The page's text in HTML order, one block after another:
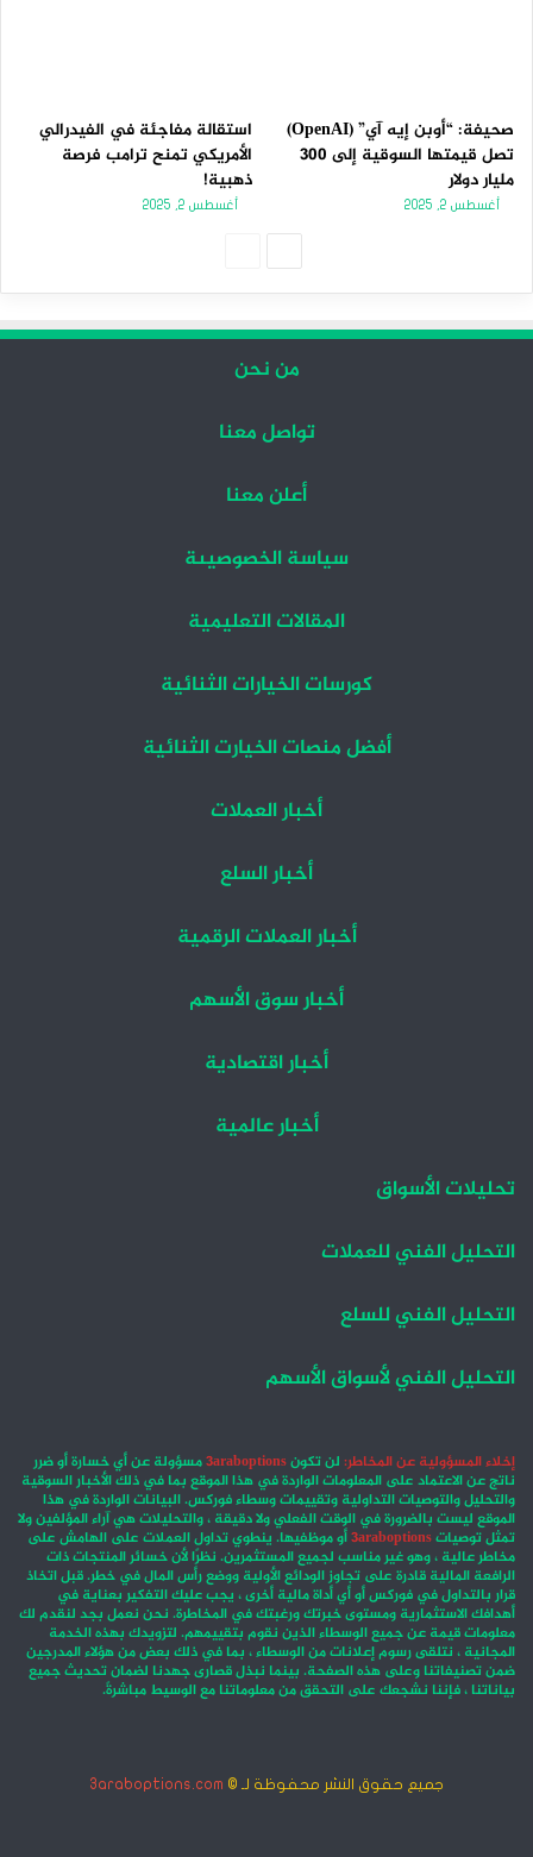
صحيفة: “أوبن إيه آي” (OpenAI)
تصل قيمتها السوقية إلى 300
مليار دولار
أغسطس 2, 2025
استقالة مفاجئة في الفيدرالي
الأمريكي تمنح ترامب فرصة
ذهبية!
أغسطس 2, 2025
من نحن
تواصل معنا
أعلن معنا
سياسة الخصوصيىة
المقالات التعليمية
كورسات الخيارات الثنائية
أفضل منصات الخيارت الثنائية
أخبار العملات
أخبار السلع
أخبار العملات الرقمية
أخبار سوق الأسهم
أخبار اقتصادية
أخبار عالمية
تحليلات الأسواق
التحليل الفني للعملات
التحليل الفني للسلع
التحليل الفني لأسواق الأسهم
إخلاء المسؤولية عن المخاطر: لن تكون3araboptionsمسؤولة عن أي خسارة أو ضرر
ناتج عن الاعتماد على المعلومات الواردة في هذا الموقع بما في ذلك الأخبار السوقية
والتحليل والتوصيات التداولية وتقييمات وسطاء فوركس. البيانات الواردة في هذا
الموقع ليست بالضرورة في الوقت الفعلي ولا دقيقة ، والتحليلات هي آراء المؤلفين ولا
تمثل توصيات3araboptionsأو موظفيها. ينطوي تداول العملات على الهامش على
مخاطر عالية ، وهو غير مناسب لجميع المستثمرين. نظرًا لأن خسائر المنتجات ذات
الرافعة المالية قادرة على تجاوز الودائع الأولية ووضع رأس المال في خطر. قبل اتخاذ
قرار بالتداول في فوركس أو أي أداة مالية أخرى ، يجب عليك التفكير بعناية في
أهدافك الاستثمارية ومستوى خبرتك ورغبتك في المخاطرة. نحن نعمل بجد لنقدم لك
معلومات قيمة عن جميع الوسطاء الذين نقوم بتقييمهم. لتزويدك بهذه الخدمة
المجانية ، نتلقى رسوم إعلانات من الوسطاء ، بما في ذلك بعض من هؤلاء المدرجين
ضمن تصنيفاتنا وعلى هذه الصفحة. بينما نبذل قصارى جهدنا لضمان تحديث جميع
بياناتنا ، فإننا نشجعك على التحقق من معلوماتنا مع الوسيط مباشرةً.
جميع حقوق النشر محفوظة لـ © 3araboptions.com